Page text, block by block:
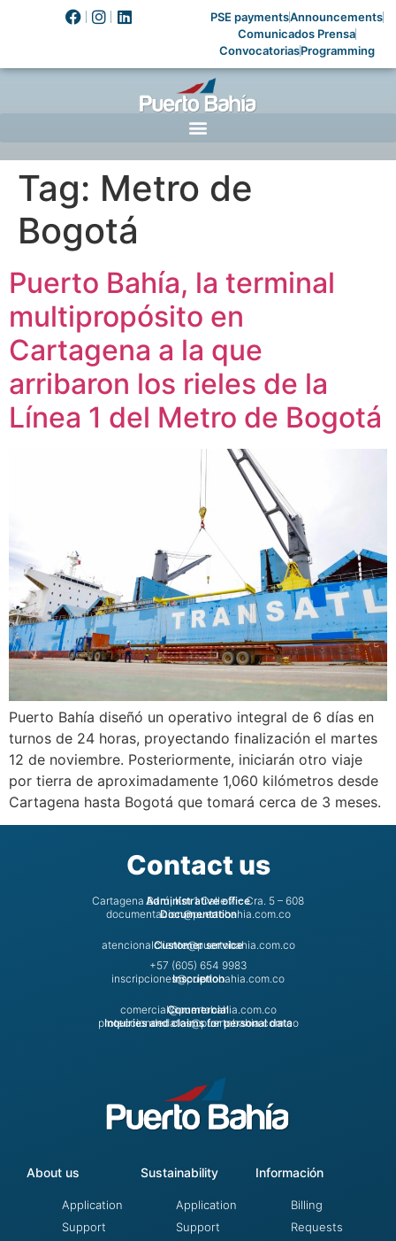
PSE paymentsAnnouncements
Comunicados Prensa
ConvocatoriasProgramming
Tag: Metro de
Bogotá
Puerto Bahía, la terminal
multipropósito en
Cartagena a la que
arribaron los rieles de la
Línea 1 del Metro de Bogotá
Puerto Bahía diseñó un operativo integral de 6 días en
turnos de 24 horas, proyectando finalización el martes
12 de noviembre. Posteriormente, iniciarán otro viaje
por tierra de aproximadamente 1,060 kilómetros desde
Cartagena hasta Bogotá que tomará cerca de 3 meses.
Contact us
Administrative office
Cartagena Barú, Km 1 Calle 7 – Cra. 5 – 608
Documentation
documentacion@puertobahia.com.co
Customer service
atencionalcliente@puertobahia.com.co
+57 (605) 654 9983
Inscription
inscripciones@puertobahia.com.co
Commercial
comercial@puertobahia.com.co
Inquiries and claims for personal data
protecciondedatos@puertobahia.com.co
About us
Application
Support
Sustainability
Application
Support
Información
Billing
Requests